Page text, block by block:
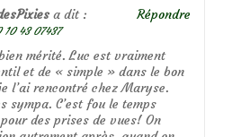
a dit :
43 07437
mérité. Luc est vraiment
et de « simple » dans le bon
l’ai rencontré chez Maryse.
sympa. C’est fou le temps
des prises de vues! On
Répondre